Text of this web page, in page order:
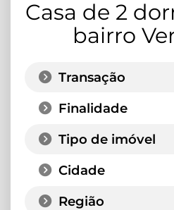
Casa de 2
bairro
Transação
Finalidade
Tipo de imóvel
Cidade
Região